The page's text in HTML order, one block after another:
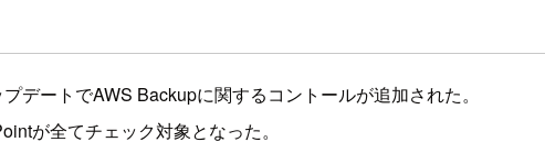
デートでAWS Backupに関するコントールが追加された。
が全てチェック対象となった。